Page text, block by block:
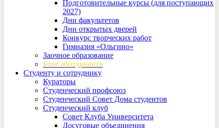
Подготовительные курсы (для поступающих
2027)
Дни факультетов
Дни открытых дверей
Конкурс творческих работ
Гимназия «Ольгино»
Заочное образование
Блог абитуриента
Студенту и сотруднику
Кураторы
Студенческий профсоюз
Студенческий Совет Дома студентов
Студенческий клуб
Совет Клуба Университета
Досуговые объединения